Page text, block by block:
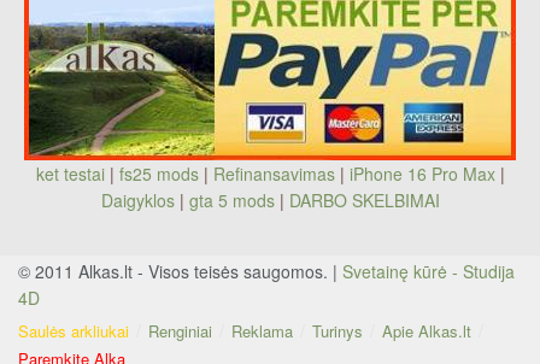
ket testai | fs25 mods| Refinansavimas| iPhone 16 Pro Max|
Daigyklos| gta 5 mods | DARBO SKELBIMAI
© 2011 Alkas.lt - Visos teisės saugomos. | Svetainę kūrė - Studija
4D
Saulės arkliukai Renginiai Reklama Turinys
Apie Alkas.lt
Paremkite Alką